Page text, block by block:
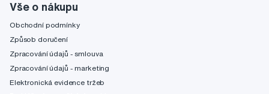
Vše o nákupu
Obchodní podmínky
Způsob doručení
Zpracování údajů - smlouva
Zpracování údajů - marketing
Elektronická evidence tržeb